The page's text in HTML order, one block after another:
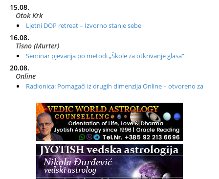
15.08.
Otok Krk
Ljetni DOP retreat – Izvorno stanje sebe
16.08.
Tisno (Murter)
Seminar pjevanja po metodi „Škole za otkrivanje glasa“
20.08.
Online
Radionica: Pomagači iz drugih dimenzija Online – otvoreno za
Zagreb+Online
Osnovni ThetaHealing® tečaj, Zagreb i Online
Zagreb
Osnovna radionica za izscjeljivanje pranom (Basic Pranic
Healing course)